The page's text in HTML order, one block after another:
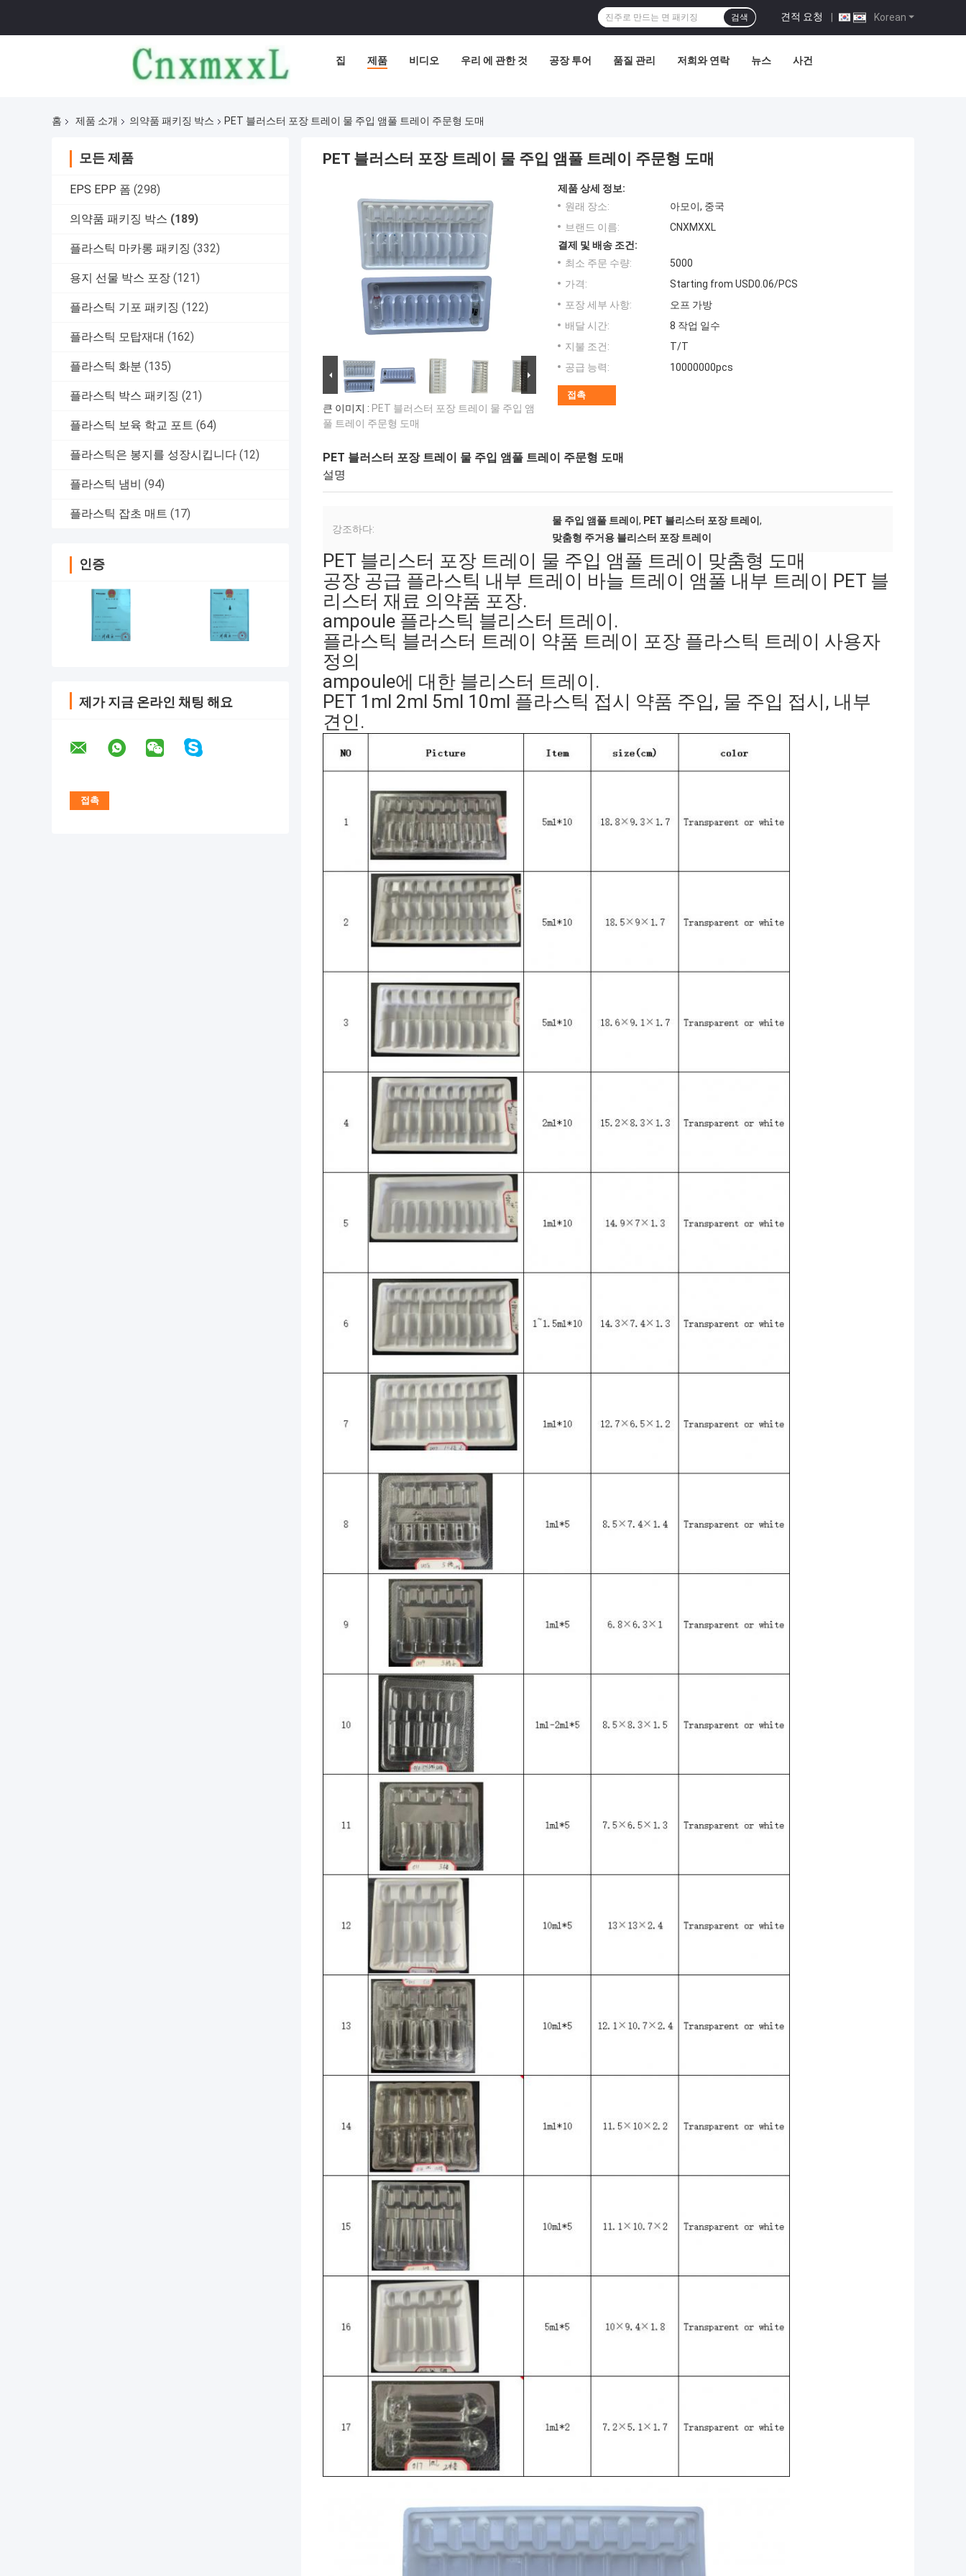
Korean
견적 요청 |
검색
집 제품 비디오 우리 에 관한 것 공장 투어 품질 관리 저희와 연락 뉴스 사건
홈 제품 소개 의약품 패키징 박스 PET 블러스터 포장 트레이 물 주입 앰풀 트레이 주문형 도매
모든 제품
EPS EPP 폼 (298)
의약품 패키징 박스 (189)
플라스틱 마카롱 패키징 (332)
용지 선물 박스 포장 (121)
플라스틱 기포 패키징 (122)
플라스틱 모탑재대 (162)
플라스틱 화분 (135)
플라스틱 박스 패키징 (21)
플라스틱 보육 학교 포트 (64)
플라스틱은 봉지를 성장시킵니다 (12)
플라스틱 냄비 (94)
플라스틱 잡초 매트 (17)
인증
제가 지금 온라인 채팅 해요
PET 블러스터 포장 트레이 물 주입 앰풀 트레이 주문형 도매
큰 이미지 : PET 블러스터 포장 트레이 물 주입 앰
풀 트레이 주문형 도매
제품 상세 정보:
원래 장소:
아모이, 중국
브랜드 이름:
CNXMXXL
결제 및 배송 조건:
최소 주문 수량:
5000
가격:
Starting from USD0.06/PCS
포장 세부 사항:
오프 가방
배달 시간:
8 작업 일수
지불 조건:
T/T
공급 능력:
10000000pcs
접촉
PET 블러스터 포장 트레이 물 주입 앰풀 트레이 주문형 도매
설명
강조하다:
물 주입 앰풀 트레이 , PET 블리스터 포장 트레이 ,
맞춤형 주거용 블리스터 포장 트레이
PET 블리스터 포장 트레이 물 주입 앰풀 트레이 맞춤형 도매
공장 공급 플라스틱 내부 트레이 바늘 트레이 앰풀 내부 트레이 PET 블
리스터 재료 의약품 포장.
ampoule 플라스틱 블리스터 트레이.
플라스틱 블러스터 트레이 약품 트레이 포장 플라스틱 트레이 사용자
정의
ampoule에 대한 블리스터 트레이.
PET 1ml 2ml 5ml 10ml 플라스틱 접시 약품 주입, 물 주입 접시, 내부
견인.